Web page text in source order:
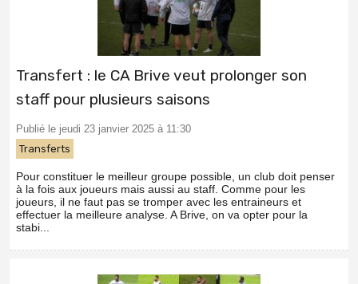
Transfert : le CA Brive veut prolonger son
staff pour plusieurs saisons
Publié le jeudi 23 janvier 2025 à 11:30
Transferts
Pour constituer le meilleur groupe possible, un club doit penser
à la fois aux joueurs mais aussi au staff. Comme pour les
joueurs, il ne faut pas se tromper avec les entraineurs et
effectuer la meilleure analyse. A Brive, on va opter pour la
stabi...